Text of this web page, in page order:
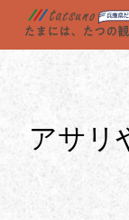
コ
アサリ